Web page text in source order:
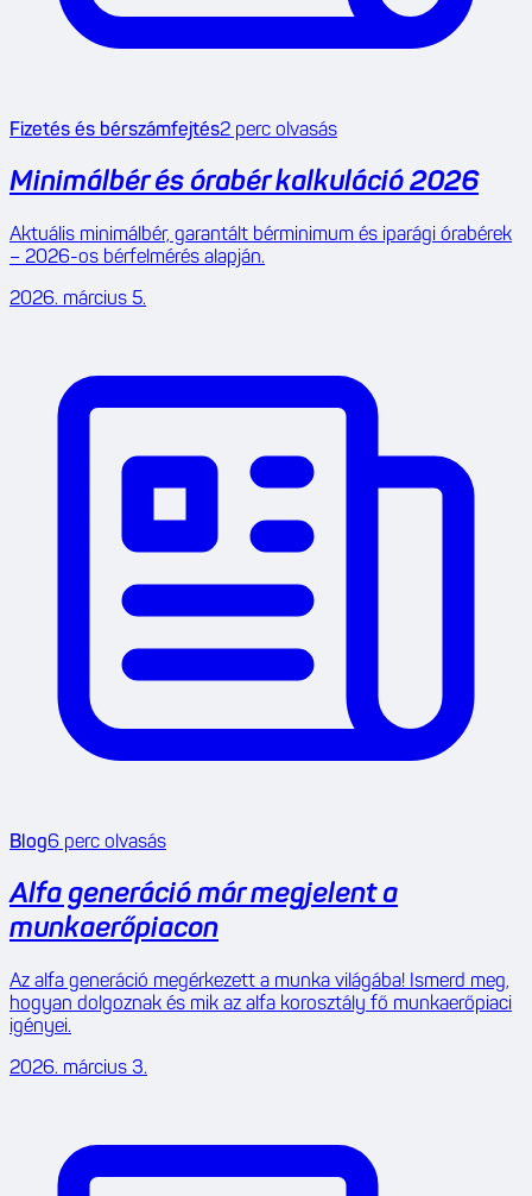
Fizetés és bérszámfejtés2 perc olvasás
Minimálbér és órabér kalkuláció 2026
Aktuális minimálbér, garantált bérminimum és iparági órabérek
– 2026-os bérfelmérés alapján.
2026. március 5.
Blog6 perc olvasás
Alfa generáció már megjelent a
munkaerőpiacon
Az alfa generáció megérkezett a munka világába! Ismerd meg,
hogyan dolgoznak és mik az alfa korosztály fő munkaerőpiaci
igényei.
2026. március 3.